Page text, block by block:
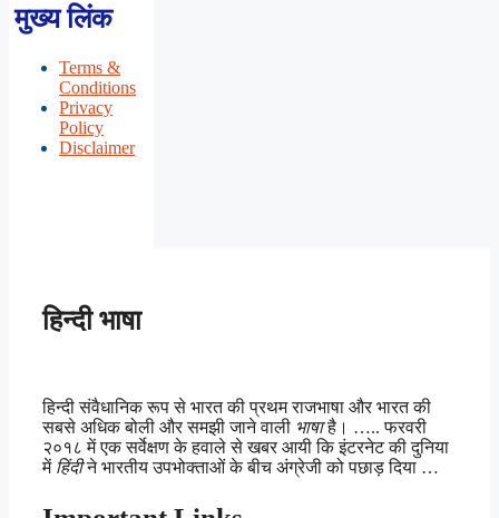
मुख्य लिंक
Terms &
Conditions
Privacy
Policy
Disclaimer
हिन्दी भाषा
हिन्दी संवैधानिक रूप से भारत की प्रथम राजभाषा और भारत की
सबसे अधिक बोली और समझी जाने वाली भाषाहै। ….. फरवरी
२०१८ में एक सर्वेक्षण के हवाले से खबर आयी कि इंटरनेट की दुनिया
में हिंदीने भारतीय उपभोक्ताओं के बीच अंग्रेजी को पछाड़ दिया …